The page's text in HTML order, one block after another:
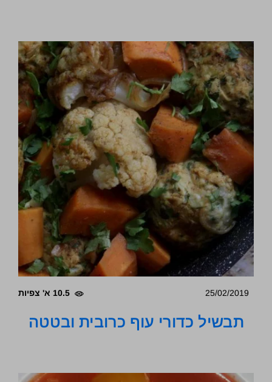
25/02/2019 10.5 א' צפיות
תבשיל כדורי עוף כרובית ובטטה